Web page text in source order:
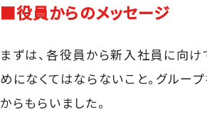
■役員からのメッセージ
まずは、各役員から新入社員に向
めになくてはならないこと。グルー
からもらいました。